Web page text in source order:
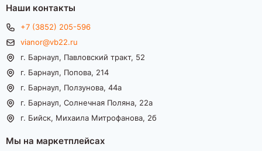
Наши контакты
+7 (3852) 205-596
vianor@vb22.ru
г. Барнаул, Павловский тракт, 52
г. Барнаул, Попова, 214
г. Барнаул, Ползунова, 44а
г. Барнаул, Солнечная Поляна, 22а
г. Бийск, Михаила Митрофанова, 2б
Мы на маркетплейсах